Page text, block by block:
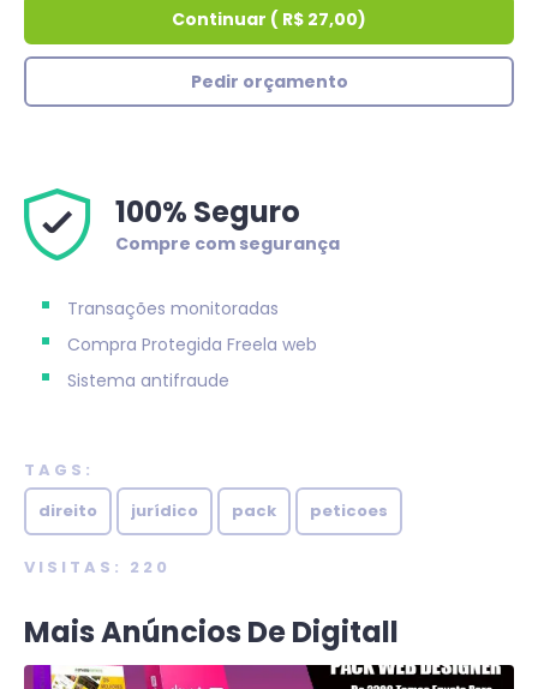
Continuar ( R$ 27,00)
Pedir orçamento
100% Seguro
Compre com segurança
Transações monitoradas
Compra Protegida Freela web
Sistema antifraude
TAGS:
direito
jurídico pack peticoes
VISITAS: 220
Mais Anúncios De Digitall